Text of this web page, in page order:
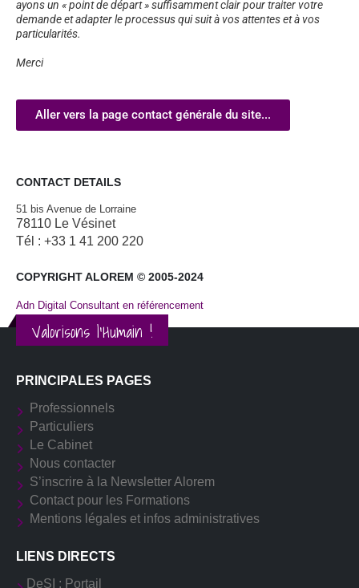
ayons un « point de départ » suffisamment clair pour traiter votre
demande et adapter le processus qui suit à vos attentes et à vos
particularités.
Merci
Aller vers la page contact générale du site...
CONTACT DETAILS
51 bis Avenue de Lorraine
78110 Le Vésinet
Tél : +33 1 41 200 220
COPYRIGHT ALOREM © 2005-2024
Adn Digital Consultant en référencement
Valorisons l'Humain !
PRINCIPALES PAGES
Professionnels
Particuliers
Le Cabinet
Nous contacter
S’inscrire à la Newsletter Alorem
Contact pour les Formations
Mentions légales et infos administratives
LIENS DIRECTS
DeSI : Portail